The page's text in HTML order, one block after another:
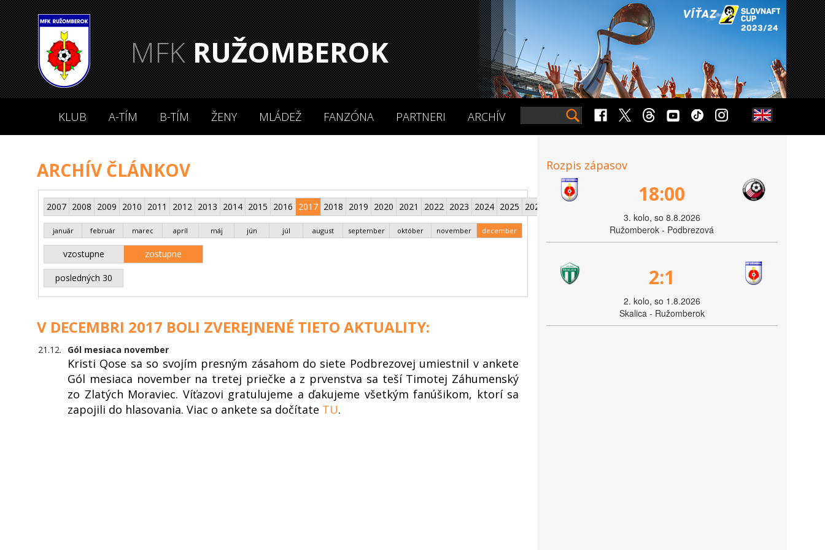
MFKRUŽOMBEROK
KLUB A-TÍM B-TÍM ŽENY MLÁDEŽ FANZÓNA PARTNERI ARCHÍV
ARCHÍV ČLÁNKOV
2007 2008 2009 2010 2011 2012 2013 2014 2015 2016 2017 2018 2019 2020 2021 2022 2023 2024 2025 2026
január február marec apríl máj jún júl august september október november december
vzostupne zostupne
posledných 30
V DECEMBRI 2017 BOLI ZVEREJNENÉ TIETO AKTUALITY:
21.12. Gól mesiaca november
Kristi Qose sa so svojím presným zásahom do siete Podbrezovej umiestnil v ankete
Gól mesiaca november na tretej priečke a z prvenstva sa teší Timotej Záhumenský
zo Zlatých Moraviec. Víťazovi gratulujeme a ďakujeme všetkým fanúšikom, ktorí sa
zapojili do hlasovania. Viac o ankete sa dočítate TU.
Rozpis zápasov
18:00
3. kolo, so 8.8.2026
Ružomberok - Podbrezová
2:1
2. kolo, so 1.8.2026
Skalica - Ružomberok